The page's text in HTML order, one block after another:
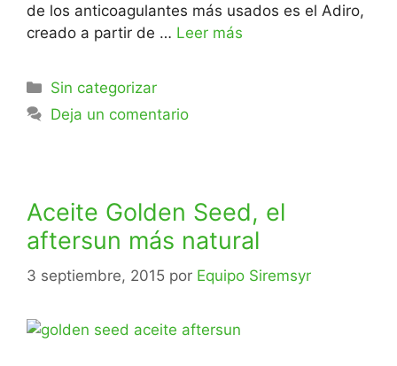
de los anticoagulantes más usados es el Adiro,
creado a partir de … Leer más
Sin categorizar
Deja un comentario
Aceite Golden Seed, el
aftersun más natural
3 septiembre, 2015 por Equipo Siremsyr